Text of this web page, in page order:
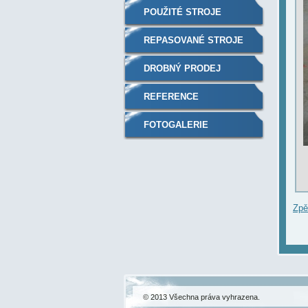
POUŽITÉ STROJE
REPASOVANÉ STROJE
DROBNÝ PRODEJ
REFERENCE
FOTOGALERIE
© 2013 Všechna práva vyhrazena.